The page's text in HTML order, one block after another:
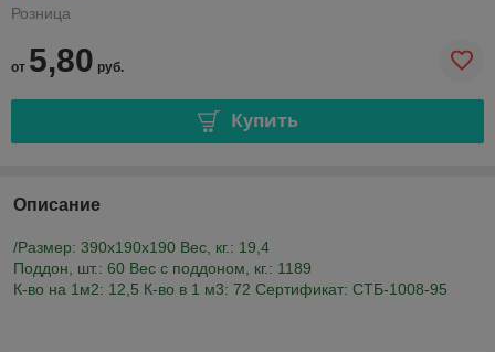
Розница
от 5,80 руб.
Купить
Описание
/Размер: 390х190х190 Вес, кг.: 19,4
Поддон, шт.: 60 Вес c поддоном, кг.: 1189
К-во на 1м2: 12,5 К-во в 1 м3: 72 Сертификат: СТБ-1008-95